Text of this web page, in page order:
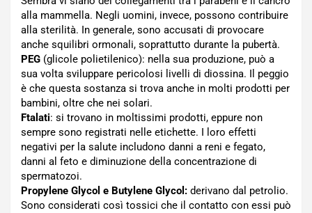
alla mammella. Negli uomini, invece, possono contribuire
alla sterilità. In generale, sono accusati di provocare
anche squilibri ormonali, soprattutto durante la pubertà.
PEG (glicole polietilenico): nella sua produzione, può a
sua volta sviluppare pericolosi livelli di diossina. Il peggio
è che questa sostanza si trova anche in molti prodotti per
bambini, oltre che nei solari.
Ftalati: si trovano in moltissimi prodotti, eppure non
sempre sono registrati nelle etichette. I loro effetti
negativi per la salute includono danni a reni e fegato,
danni al feto e diminuzione della concentrazione di
spermatozoi.
Propylene Glycol e Butylene Glycol: derivano dal petrolio.
Sono considerati così tossici che il contatto con essi può